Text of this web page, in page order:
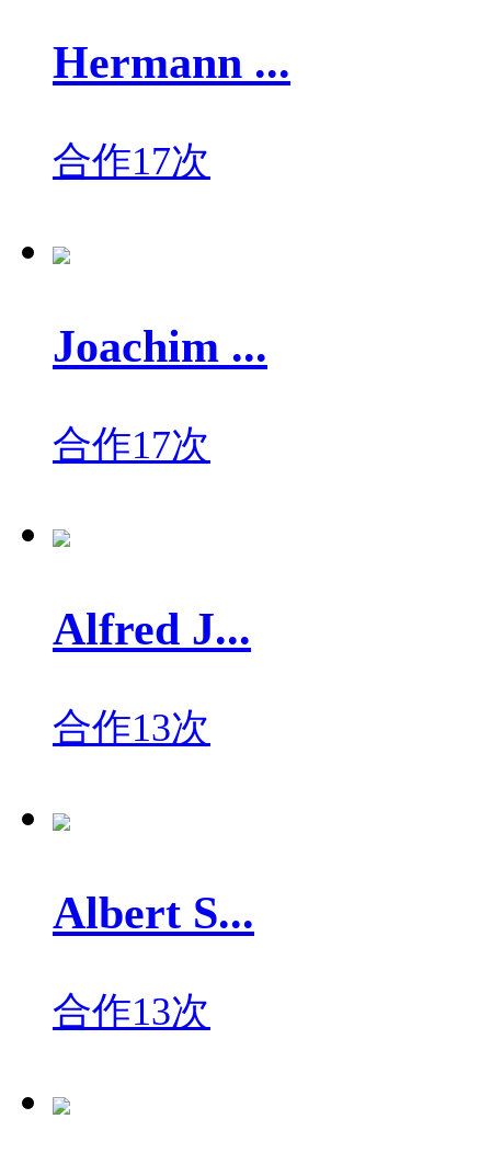
Hermann ...
合作17次
Joachim ...
合作17次
Alfred J...
合作13次
Albert S...
合作13次